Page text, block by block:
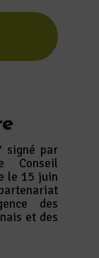
signé par
Conseil
le 15 juin
des
et des